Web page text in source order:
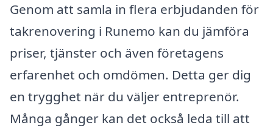
Genom att samla in flera erbjudanden för
takrenovering i Runemo kan du jämföra
priser, tjänster och även företagens
erfarenhet och omdömen. Detta ger dig
en trygghet när du väljer entreprenör.
Många gånger kan det också leda till att